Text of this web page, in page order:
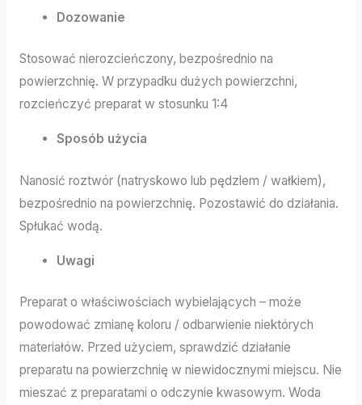
Dozowanie
Stosować nierozcieńczony, bezpośrednio na
powierzchnię. W przypadku dużych powierzchni,
rozcieńczyć preparat w stosunku 1:4
Sposób użycia
Nanosić roztwór (natryskowo lub pędzlem / wałkiem),
bezpośrednio na powierzchnię. Pozostawić do działania.
Spłukać wodą.
Uwagi
Preparat o właściwościach wybielających – może
powodować zmianę koloru / odbarwienie niektórych
materiałów. Przed użyciem, sprawdzić działanie
preparatu na powierzchnię w niewidocznymi miejscu. Nie
mieszać z preparatami o odczynie kwasowym. Woda